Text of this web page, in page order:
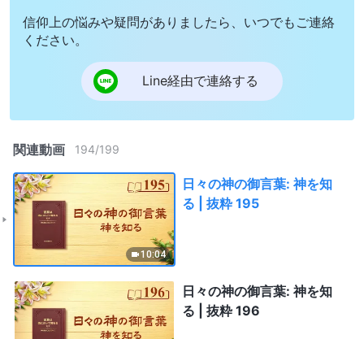
信仰上の悩みや疑問がありましたら、いつでもご連絡
ください。
Line経由で連絡する
関連動画 194/199
10:04
日々の神の御言葉: 神を知
る | 抜粋 195
日々の神の御言葉: 神を知
る | 抜粋 196